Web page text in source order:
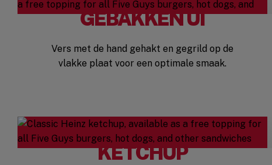
GEBAKKEN UI
Vers met de hand gehakt en gegrild op de
vlakke plaat voor een optimale smaak.
KETCHUP